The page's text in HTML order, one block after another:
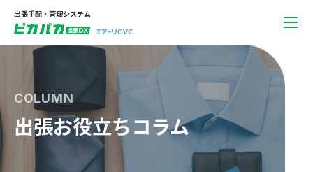
出張手配・管理システム
COLUMN
出張お役立ちコラム